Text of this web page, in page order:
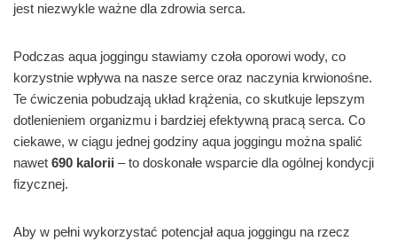
jest niezwykle ważne dla zdrowia serca.
Podczas aqua joggingu stawiamy czoła oporowi wody, co
korzystnie wpływa na nasze serce oraz naczynia krwionośne.
Te ćwiczenia pobudzają układ krążenia, co skutkuje lepszym
dotlenieniem organizmu i bardziej efektywną pracą serca. Co
ciekawe, w ciągu jednej godziny aqua joggingu można spalić
nawet 690 kalorii – to doskonałe wsparcie dla ogólnej kondycji
fizycznej.
Aby w pełni wykorzystać potencjał aqua joggingu na rzecz